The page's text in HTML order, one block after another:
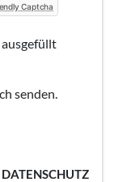
Captcha
senden.